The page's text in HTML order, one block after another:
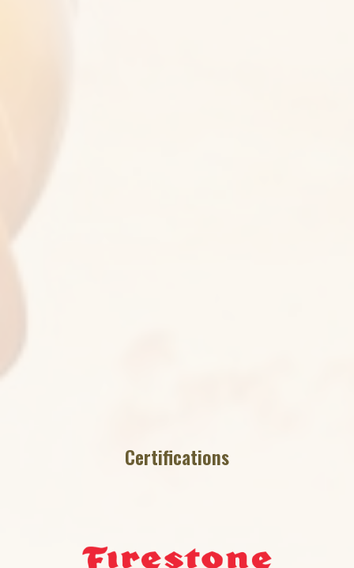
Certifications